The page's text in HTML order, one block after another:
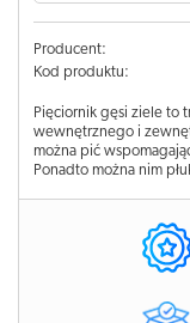
Producent:
Kod produktu:
Pięciornik gęsi ziele to
wewnętrznego i
można pić
Ponadto można nim